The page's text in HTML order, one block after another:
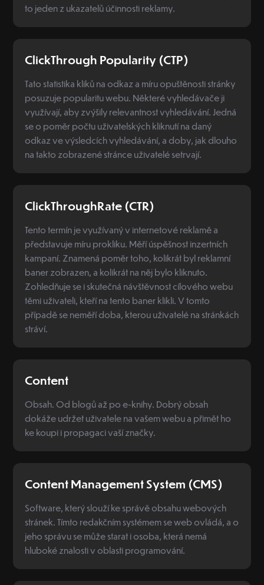
to jeden z ukazatelů účinnosti reklamy.
ClickThrough Popularity (CTP)
Tato statistika kliků na odkaz a míru opuštěnosti stránky
posuzuje popularitu webu. Některé vyhledávače ji
využívají, aby zvýšily relevantnost vyhledávání. Jedná
se o poměr počtu uživatelských kliknutí na daný
odkaz ve výsledcích vyhledávání, a doby, jak dlouho
na takto zobrazené stránce uživatelé setrvají.
ClickThroughRate (CTR)
Tento termín je využívaný v internetové reklamě a
představuje míru prokliku. Měří úspěšnost inzertních
kampaní. Znamená poměr toho, kolikrát byl reklamní
baner zobrazen, a kolikrát na něj bylo kliknuto.
Zohledňuje se i skutečná návštěvnost cílového webu
těmi uživateli, kteří na tento baner klikli. V tomto
případě se neměří doba, kterou uživatelé na stránkách
stráví.
Content
Obsah. Od blogů až po e-knihy. Dobrý obsah
dokáže udržet uživatele na vašem webu a přimět ho
ke koupi i propagaci vaší značky.
Content Management System (CMS)
Software, který slouží ke správě obsahu webových
stránek. Tímto redakčním systémem se web ovládá, a o
jeho správu se může starat i osoba, která nemá
hluboké znalosti v oblasti programování.